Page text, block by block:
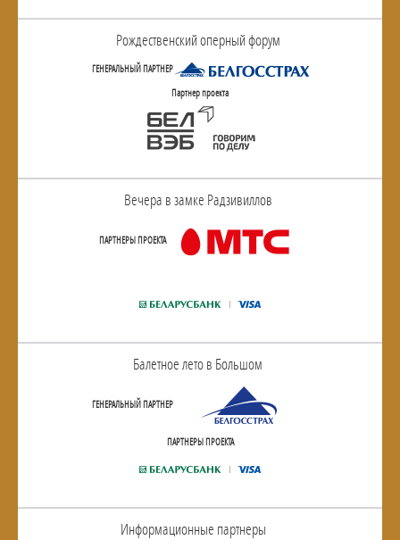
Рождественский оперный форум
ГЕНЕРАЛЬНЫЙ ПАРТНЕР
Партнер проекта
Вечера в замке Радзивиллов
ПАРТНЕРЫ ПРОЕКТА
Балетное лето в Большом
ГЕНЕРАЛЬНЫЙ ПАРТНЕР
ПАРТНЕРЫ ПРОЕКТА
Информационные партнеры